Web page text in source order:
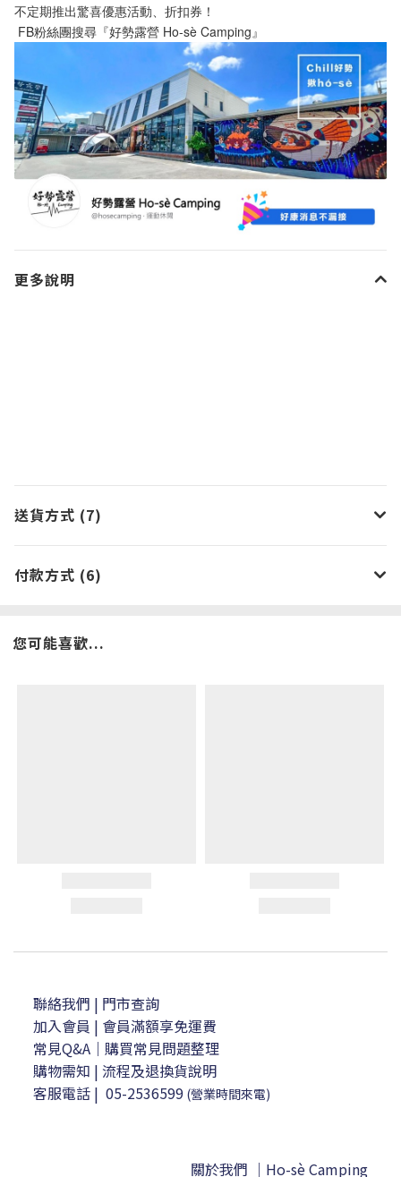
不定期推出驚喜優惠活動、折扣券！
FB粉絲團搜尋『好勢露營 Ho-sè Camping』
更多說明
送貨方式 (7)
付款方式 (6)
您可能喜歡...
聯絡我們 | 門市查詢
加入會員 | 會員滿額享免運費
常見Q&A｜購買常見問題整理
購物需知 | 流程及退換貨說明
客服電話 | 05-2536599 (營業時間來電)
關於我們 ｜Ho-sè Camping